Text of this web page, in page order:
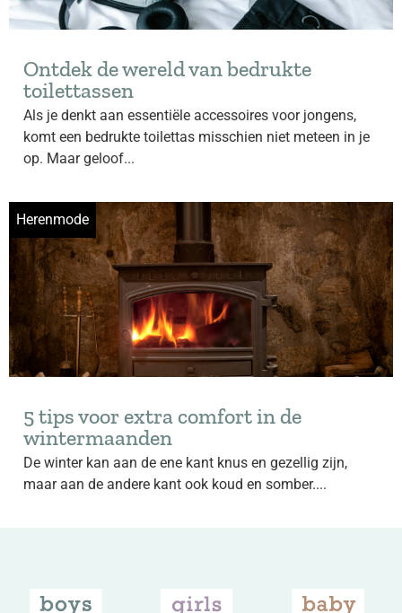
Ontdek de wereld van bedrukte
toilettassen
Als je denkt aan essentiële accessoires voor jongens,
komt een bedrukte toilettas misschien niet meteen in je
op. Maar geloof...
Herenmode
5 tips voor extra comfort in de
wintermaanden
De winter kan aan de ene kant knus en gezellig zijn,
maar aan de andere kant ook koud en somber....